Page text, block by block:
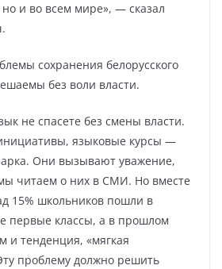
но и во всем мире», — сказал
сохранения белорусского
без воли власти.
не спасете без смены власти.
языковые курсы —
Они вызывают уважение,
читаем о них в СМИ. Но вместе
15% школьников пошли в
первые классы, а в прошлом
и тенденция, «мягкая
проблему должно решить